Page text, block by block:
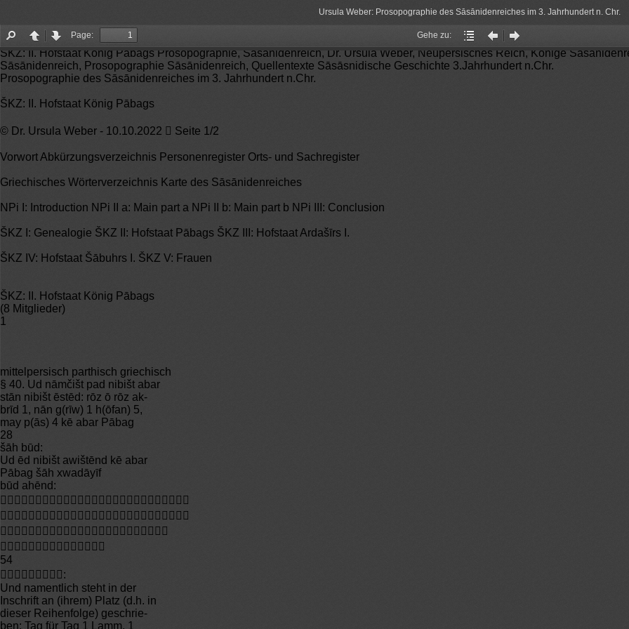
Ursula Weber: Prosopographie des Sāsānidenreiches im 3. Jahrhundert n. Chr.
Page
up
Page
down
Page:
Gehe zu:
Gehe
zu:
Vorheriger
Artikel
Nächster
Artikel
ŠKZ: II. Hofstaat König Pābags Prosopographie, Sāsānidenreich, Dr. Ursula Weber, Neupersisches Reich, Könige
Sāsānidenreich, Prosopographie Sāsānidenreich, Quellentexte Sāsāsnidische Geschichte 3.Jahrhundert n.Chr.
Prosopographie des Sāsānidenreiches im 3. Jahrhundert n.Chr.
ŠKZ: II. Hofstaat König Pābags
© Dr. Ursula Weber - 10.10.2022  Seite 1/2
Vorwort Abkürzungsverzeichnis Personenregister Orts- und Sachregister
Griechisches Wörterverzeichnis Karte des Sāsānidenreiches
NPi I: Introduction NPi II a: Main part a NPi II b: Main part b NPi III: Conclusion
ŠKZ I: Genealogie ŠKZ II: Hofstaat Pābags ŠKZ III: Hofstaat Ardašīrs I.
ŠKZ IV: Hofstaat Šābuhrs I. ŠKZ V: Frauen
ŠKZ: II. Hofstaat König Pābags
(8 Mitglieder)
1
mittelpersisch parthisch griechisch
§ 40. Ud nāmčišt pad nibišt abar
stān nibišt ēstēd: rōz ō rōz ak-
brīd 1, nān g(rīw) 1 h(ōfan) 5,
may p(ās) 4 kē abar Pābag
28
šāh būd:
Ud ēd nibišt awištēnd kē abar
Pābag šāh xwadāyīf
būd ahēnd:




54
:
Und namentlich steht in der
Inschrift an (ihrem) Platz (d.h. in
dieser Reihenfolge) geschrie-
ben: Tag für Tag 1 Lamm, 1